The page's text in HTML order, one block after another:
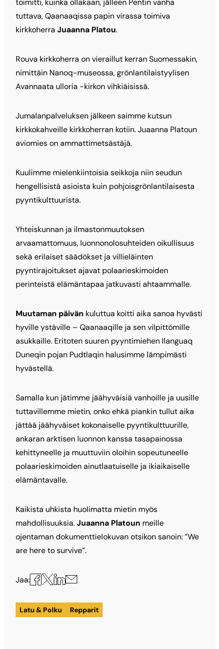
toimitti, kuinka ollakaan, jälleen Pentin vanha
tuttava, Qaanaaqissa papin virassa toimiva
kirkkoherra Juaanna Platou.
Rouva kirkkoherra on vieraillut kerran Suomessakin,
nimittäin Nanoq-museossa, grönlantilaistyylisen
Avannaata ulloria -kirkon vihkiäisissä.
Jumalanpalveluksen jälkeen saimme kutsun
kirkkokahveille kirkkoherran kotiin. Juaanna Platoun
aviomies on ammattimetsästäjä.
Kuulimme mielenkiintoisia seikkoja niin seudun
hengellisistä asioista kuin pohjoisgrönlantilaisesta
pyyntikulttuurista.
Yhteiskunnan ja ilmastonmuutoksen
arvaamattomuus, luonnonolosuhteiden oikullisuus
sekä erilaiset säädökset ja villieläinten
pyyntirajoitukset ajavat polaarieskimoiden
perinteistä elämäntapaa jatkuvasti ahtaammalle.
Muutaman päivän kuluttua koitti aika sanoa hyvästi
hyville ystäville – Qaanaaqille ja sen vilpittömille
asukkaille. Eritoten suuren pyyntimiehen Ilanguaq
Duneqin pojan Pudtlaqin halusimme lämpimästi
hyvästellä.
Samalla kun jätimme jäähyväisiä vanhoille ja uusille
tuttavillemme mietin, onko ehkä piankin tullut aika
jättää jäähyväiset kokonaiselle pyyntikulttuurille,
ankaran arktisen luonnon kanssa tasapainossa
kehittyneelle ja muuttuviin oloihin sopeutuneelle
polaarieskimoiden ainutlaatuiselle ja ikiaikaiselle
elämäntavalle.
Kaikista uhkista huolimatta mietin myös
mahdollisuuksia.Juaanna Platoun meille
ojentaman dokumenttielokuvan otsikon sanoin: ”We
are here to survive”.
Jaa: Jaa
Facebookissa
Jaa
X:ssä
Jaa
LinkedInissä
Jaa
sähköpostilla
Latu & Polku Repparit